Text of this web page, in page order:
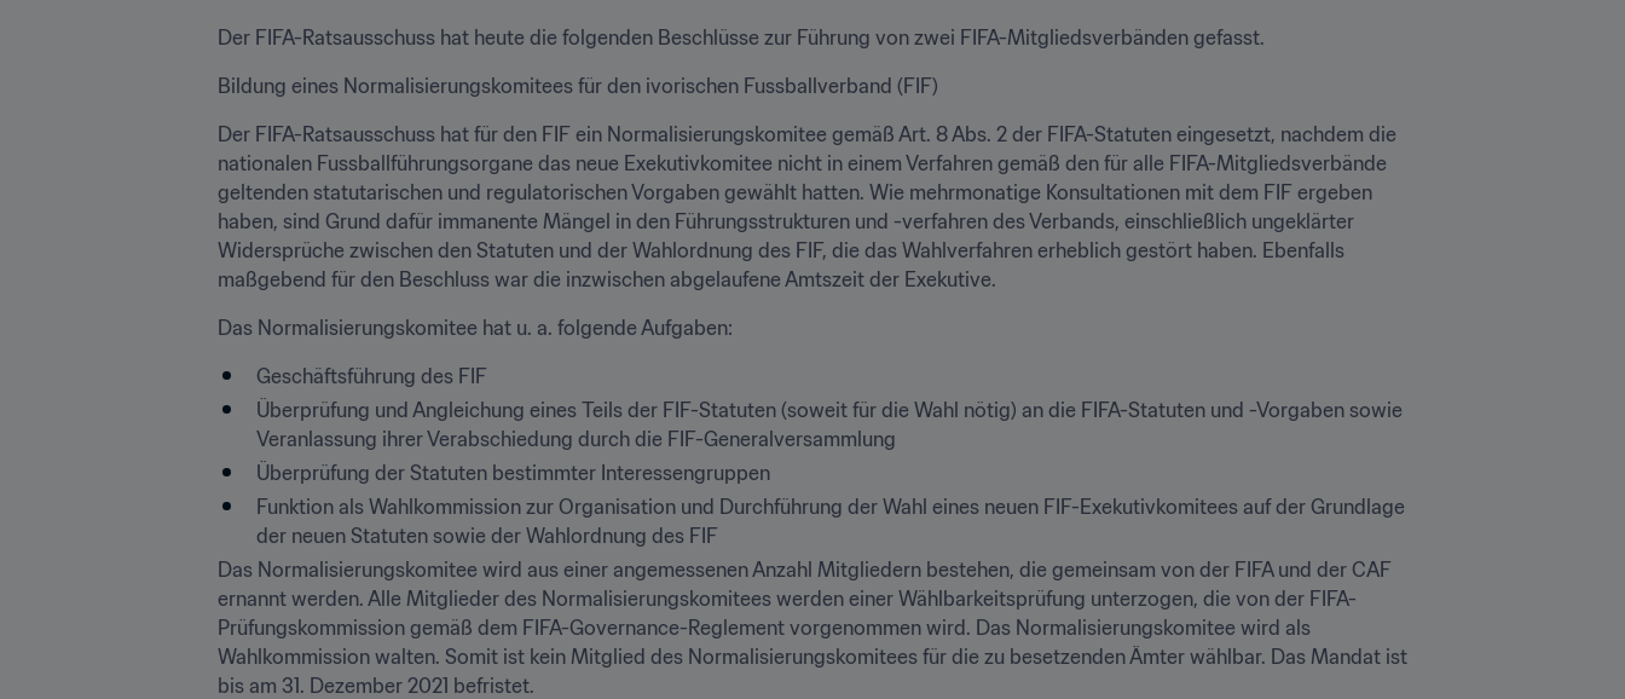
Der FIFA-Ratsausschuss hat heute die folgenden Beschlüsse zur Führung von zwei FIFA-Mitgliedsverbänden gefasst.
Bildung eines Normalisierungskomitees für den ivorischen Fussballverband (FIF)
Der FIFA-Ratsausschuss hat für den FIF ein Normalisierungskomitee gemäß Art. 8 Abs. 2 der FIFA-Statuten eingesetzt, nachdem die
nationalen Fussballführungsorgane das neue Exekutivkomitee nicht in einem Verfahren gemäß den für alle FIFA-Mitgliedsverbände
geltenden statutarischen und regulatorischen Vorgaben gewählt hatten. Wie mehrmonatige Konsultationen mit dem FIF ergeben
haben, sind Grund dafür immanente Mängel in den Führungsstrukturen und -verfahren des Verbands, einschließlich ungeklärter
Widersprüche zwischen den Statuten und der Wahlordnung des FIF, die das Wahlverfahren erheblich gestört haben. Ebenfalls
maßgebend für den Beschluss war die inzwischen abgelaufene Amtszeit der Exekutive.
Das Normalisierungskomitee hat u. a. folgende Aufgaben:
Geschäftsführung des FIF
Überprüfung und Angleichung eines Teils der FIF-Statuten (soweit für die Wahl nötig) an die FIFA-Statuten und -Vorgaben sowie
Veranlassung ihrer Verabschiedung durch die FIF-Generalversammlung
Überprüfung der Statuten bestimmter Interessengruppen
Funktion als Wahlkommission zur Organisation und Durchführung der Wahl eines neuen FIF-Exekutivkomitees auf der Grundlage
der neuen Statuten sowie der Wahlordnung des FIF
Das Normalisierungskomitee wird aus einer angemessenen Anzahl Mitgliedern bestehen, die gemeinsam von der FIFA und der CAF
ernannt werden. Alle Mitglieder des Normalisierungskomitees werden einer Wählbarkeitsprüfung unterzogen, die von der FIFA-
Prüfungskommission gemäß dem FIFA-Governance-Reglement vorgenommen wird. Das Normalisierungskomitee wird als
Wahlkommission walten. Somit ist kein Mitglied des Normalisierungskomitees für die zu besetzenden Ämter wählbar. Das Mandat ist
bis am 31. Dezember 2021 befristet.